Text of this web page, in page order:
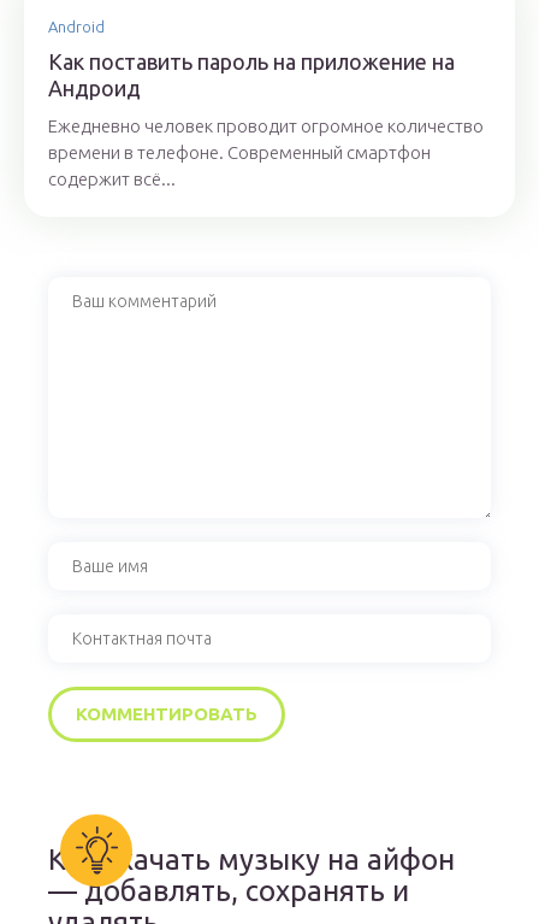
Android
Как поставить пароль на приложение на
Андроид
Ежедневно человек проводит огромное количество
времени в телефоне. Современный смартфон
содержит всё...
Как скачать музыку на айфон
— добавлять, сохранять и